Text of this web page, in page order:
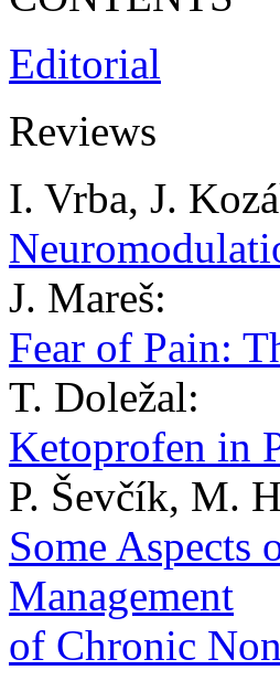
Editorial
Reviews
I. Vrba, J.
J. Mareš:
Fear of Pain:
T. Doležal:
Ketoprofen in
P. Ševčík, M.
Some Aspects
Management
of Chronic